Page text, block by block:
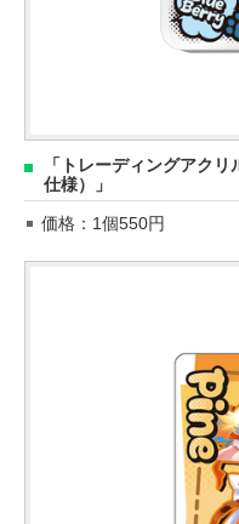
「トレーディングアク
仕様）」
価格：1個550円